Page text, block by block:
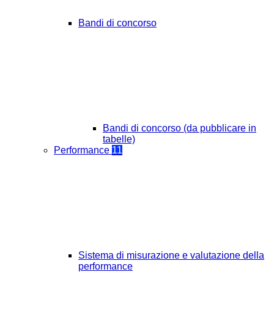
Bandi di concorso
Bandi di concorso (da pubblicare in
tabelle)
Performance 11
Sistema di misurazione e valutazione della
performance